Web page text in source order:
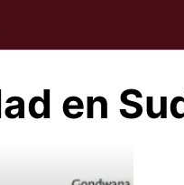
en